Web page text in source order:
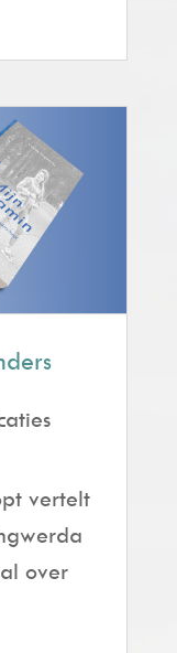
vertelt
over